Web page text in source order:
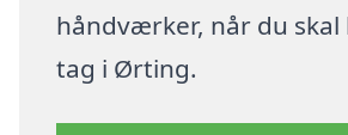
håndværker, når du skal
tag i Ørting.